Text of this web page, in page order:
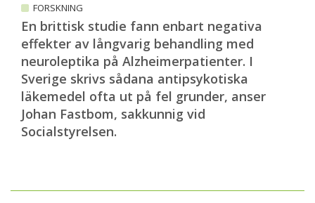
FORSKNING
En brittisk studie fann enbart negativa
effekter av långvarig behandling med
neuroleptika på Alzheimerpatienter. I
Sverige skrivs sådana antipsykotiska
läkemedel ofta ut på fel grunder, anser
Johan Fastbom, sakkunnig vid
Socialstyrelsen.